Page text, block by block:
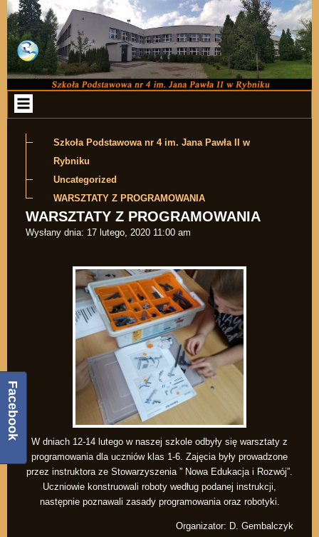
Przejdź do zawartości
Szkoła Podstawowa nr 4 im. Jana Pawła II w
Rybniku
Uncategorized
WARSZTATY Z PROGRAMOWANIA
WARSZTATY Z PROGRAMOWANIA
Wysłany dnia: 17 lutego, 2020 11:00 am
W dniach 12-14 lutego w naszej szkole odbyły się warsztaty z
programowania dla uczniów klas 1-6. Zajęcia były prowadzone
przez instruktora ze Stowarzyszenia ” Nowa Edukacja i Rozwój”.
Uczniowie konstruowali roboty według podanej instrukcji,
następnie poznawali zasady programowania oraz robotyki.
Organizator: D. Gembalczyk
Facebook